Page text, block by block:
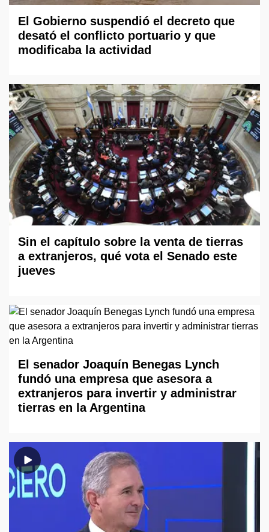
El Gobierno suspendió el decreto que
desató el conflicto portuario y que
modificaba la actividad
Sin el capítulo sobre la venta de tierras
a extranjeros, qué vota el Senado este
jueves
El senador Joaquín Benegas Lynch
fundó una empresa que asesora a
extranjeros para invertir y administrar
tierras en la Argentina